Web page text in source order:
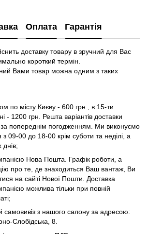
Оплата Гарантія
доставку товару в зручний для Вас
короткий термін.
Вами товар можна одним з таких
по місту Києву - 600 грн., в 15-ти
- 1200 грн. Решта варіантів доставки
за попереднім погодженням. Ми виконуємо
09-00 до 18-00 крім суботи та неділі, а
днів;
Нова Пошта. Графік роботи, а
про те, де знаходиться Ваш вантаж, Ви
на сайті Нової Пошти. Доставка
можлива тільки при повній
самовивіз з нашого салону за адресою:
Слобідська, 8.